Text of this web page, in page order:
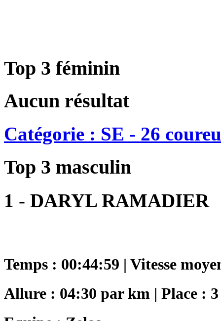
Top 3 féminin
Aucun résultat
Catégorie : SE - 26
Top 3 masculin
1 - DARYL RAMADIER
Temps : 00:44:59 | Vitesse
Allure : 04:30 par km | Place : 3